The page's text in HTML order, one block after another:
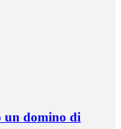
un domino di